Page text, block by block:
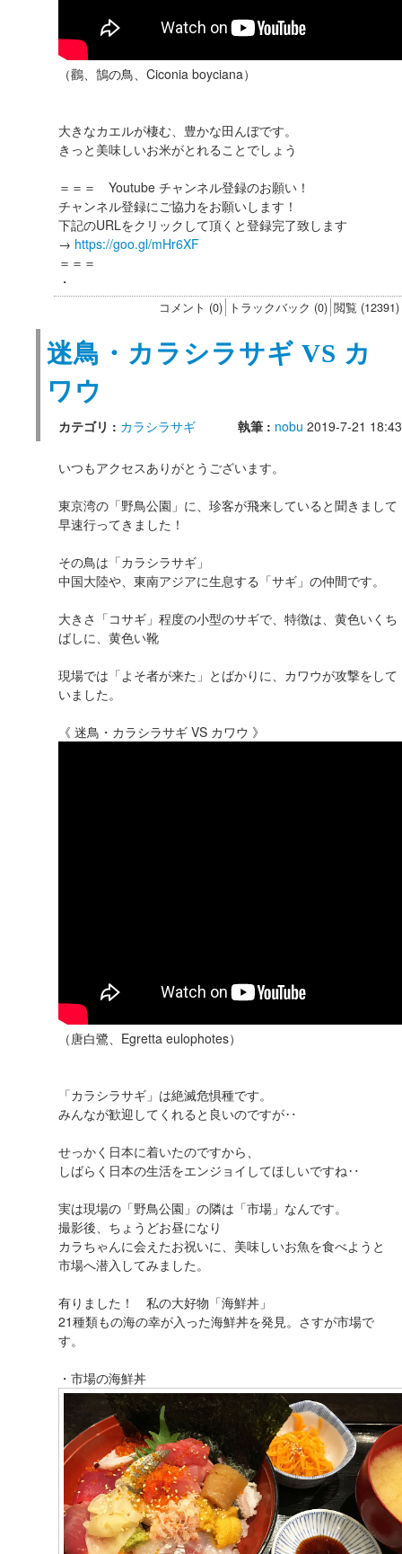
（鸛、鵠の鳥、Ciconia boyciana）
大きなカエルが棲む、豊かな田んぼです。
きっと美味しいお米がとれることでしょう
＝＝＝ Youtube チャンネル登録のお願い！
チャンネル登録にご協力をお願いします！
下記のURLをクリックして頂くと登録完了致します
→ https://goo.gl/mHr6XF
＝＝＝
・
コメント (0) トラックバック (0) 閲覧 (12391)
迷鳥・カラシラサギ VS カ
ワウ
カテゴリ : カラシラサギ 執筆 : nobu 2019-7-21 18:43
いつもアクセスありがとうございます。
東京湾の「野鳥公園」に、珍客が飛来していると聞きまして
早速行ってきました！
その鳥は「カラシラサギ」
中国大陸や、東南アジアに生息する「サギ」の仲間です。
大きさ「コサギ」程度の小型のサギで、特徴は、黄色いくち
ばしに、黄色い靴
現場では「よそ者が来た」とばかりに、カワウが攻撃をして
いました。
《 迷鳥・カラシラサギ VS カワウ 》
（唐白鷺、Egretta eulophotes）
「カラシラサギ」は絶滅危惧種です。
みんなが歓迎してくれると良いのですが‥
せっかく日本に着いたのですから、
しばらく日本の生活をエンジョイしてほしいですね‥
実は現場の「野鳥公園」の隣は「市場」なんです。
撮影後、ちょうどお昼になり
カラちゃんに会えたお祝いに、美味しいお魚を食べようと
市場へ潜入してみました。
有りました！ 私の大好物「海鮮丼」
21種類もの海の幸が入った海鮮丼を発見。さすが市場で
す。
・市場の海鮮丼